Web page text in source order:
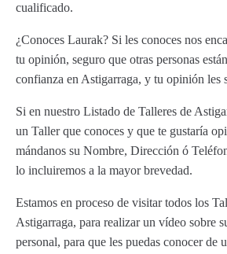
cualificado.
¿Conoces Laurak? Si les conoces nos
tu opinión, seguro que otras personas
confianza en Astigarraga, y tu opinión les
Si en nuestro Listado de Talleres de
un Taller que conoces y que te gustaría
mándanos su Nombre, Dirección ó
lo incluiremos a la mayor brevedad.
Estamos en proceso de visitar todos los
Astigarraga, para realizar un vídeo sobre
personal, para que les puedas conocer de